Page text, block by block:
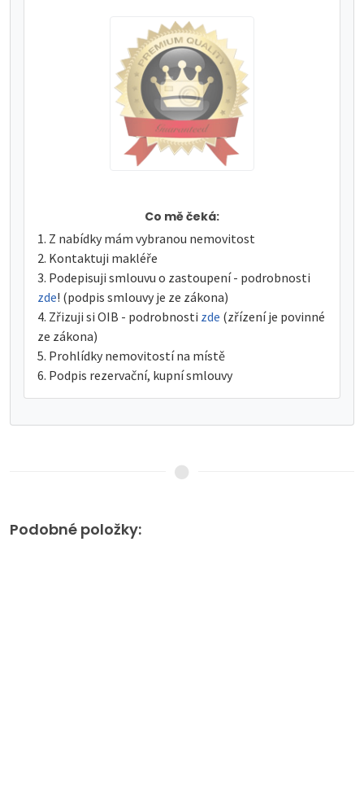
Co mě čeká:
Z nabídky mám vybranou nemovitost
Kontaktuji makléře
Podepisuji smlouvu o zastoupení - podrobnosti
zde! (podpis smlouvy je ze zákona)
Zřizuji si OIB - podrobnosti zde (zřízení je povinné
ze zákona)
Prohlídky nemovitostí na místě
Podpis rezervační, kupní smlouvy
Podobné položky: